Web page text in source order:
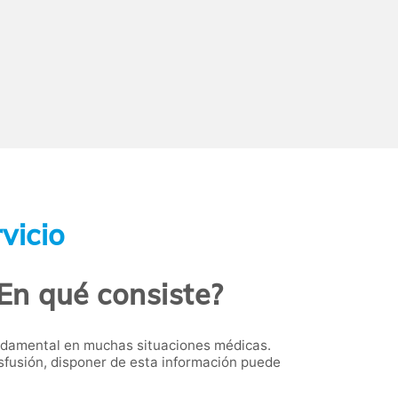
qué consiste?
en muchas situaciones médicas.
disponer de esta información puede